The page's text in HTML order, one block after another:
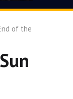
of the